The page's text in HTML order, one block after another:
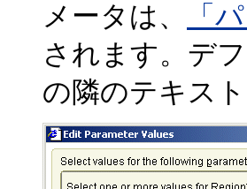
メータは、
「
されます。デ
の隣のテキス